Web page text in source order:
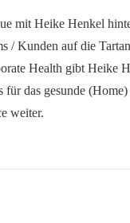
mit Heike Henkel
/ Kunden auf die
Health gibt Heike
für das gesunde (Home)
weiter.